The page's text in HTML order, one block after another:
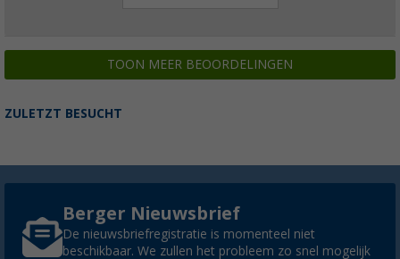
TOON MEER BEOORDELINGEN
ZULETZT BESUCHT
Berger Nieuwsbrief
De nieuwsbriefregistratie is momenteel niet
beschikbaar. We zullen het probleem zo snel mogelijk